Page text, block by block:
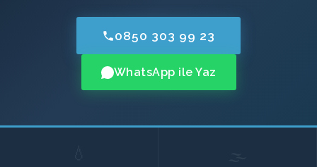
0850 303 99 23
WhatsApp ile Yaz